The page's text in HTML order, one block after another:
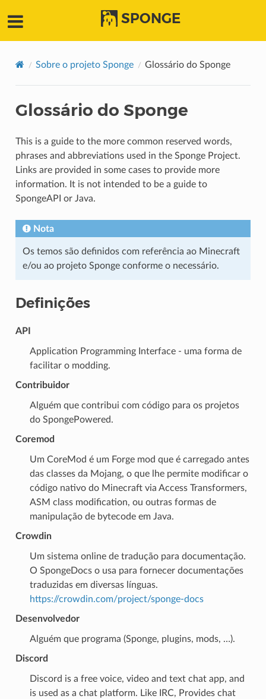
SPONGE
Sobre o projeto Sponge Glossário do Sponge
Glossário do Sponge
This is a guide to the more common reserved words,
phrases and abbreviations used in the Sponge Project.
Links are provided in some cases to provide more
information. It is not intended to be a guide to
SpongeAPI or Java.
Nota
Os temos são definidos com referência ao Minecraft
e/ou ao projeto Sponge conforme o necessário.
Definições
API
Application Programming Interface - uma forma de
facilitar o modding.
Contribuidor
Alguém que contribui com código para os projetos
do SpongePowered.
Coremod
Um CoreMod é um Forge mod que é carregado antes
das classes da Mojang, o que lhe permite modificar o
código nativo do Minecraft via Access Transformers,
ASM class modification, ou outras formas de
manipulação de bytecode em Java.
Crowdin
Um sistema online de tradução para documentação.
O SpongeDocs o usa para fornecer documentações
traduzidas em diversas línguas.
https://crowdin.com/project/sponge-docs
Desenvolvedor
Alguém que programa (Sponge, plugins, mods, …).
Discord
Discord is a free voice, video and text chat app, and
is used as a chat platform. Like IRC, Provides chat